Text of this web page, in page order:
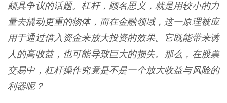
颇具争议的话题。杠杆，顾名思义，就是用较小的力
量去撬动更重的物体，而在金融领域，这一原理被应
用于通过借入资金来放大投资的效果。它既能带来诱
人的高收益，也可能导致巨大的损失。那么，在股票
交易中，杠杆操作究竟是不是一个放大收益与风险的
利器呢？